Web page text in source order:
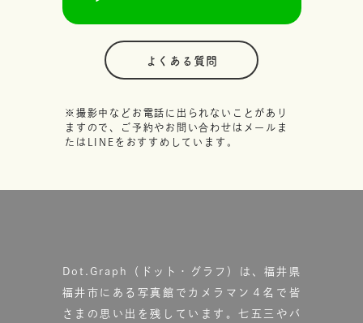
よくある質問
※撮影中などお電話に出られないことがあり
ますので、ご予約やお問い合わせはメールま
たはLINEをおすすめしています。
Dot.Graph（ドット・グラフ）は、福井県
福井市にある写真館で カメラマン４名で皆
さまの思い出を残しています。七五三やバ